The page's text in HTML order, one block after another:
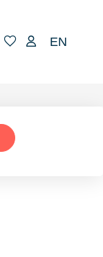
EN